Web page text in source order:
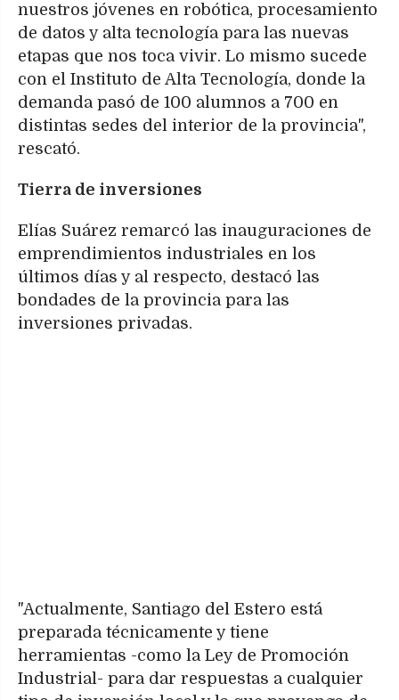
nuestros jóvenes en robótica, procesamiento
de datos y alta tecnología para las nuevas
etapas que nos toca vivir. Lo mismo sucede
con el Instituto de Alta Tecnología, donde la
demanda pasó de 100 alumnos a 700 en
distintas sedes del interior de la provincia",
rescató.
Tierra de inversiones
Elías Suárez remarcó las inauguraciones de
emprendimientos industriales en los
últimos días y al respecto, destacó las
bondades de la provincia para las
inversiones privadas.
"Actualmente, Santiago del Estero está
preparada técnicamente y tiene
herramientas -como la Ley de Promoción
Industrial- para dar respuestas a cualquier